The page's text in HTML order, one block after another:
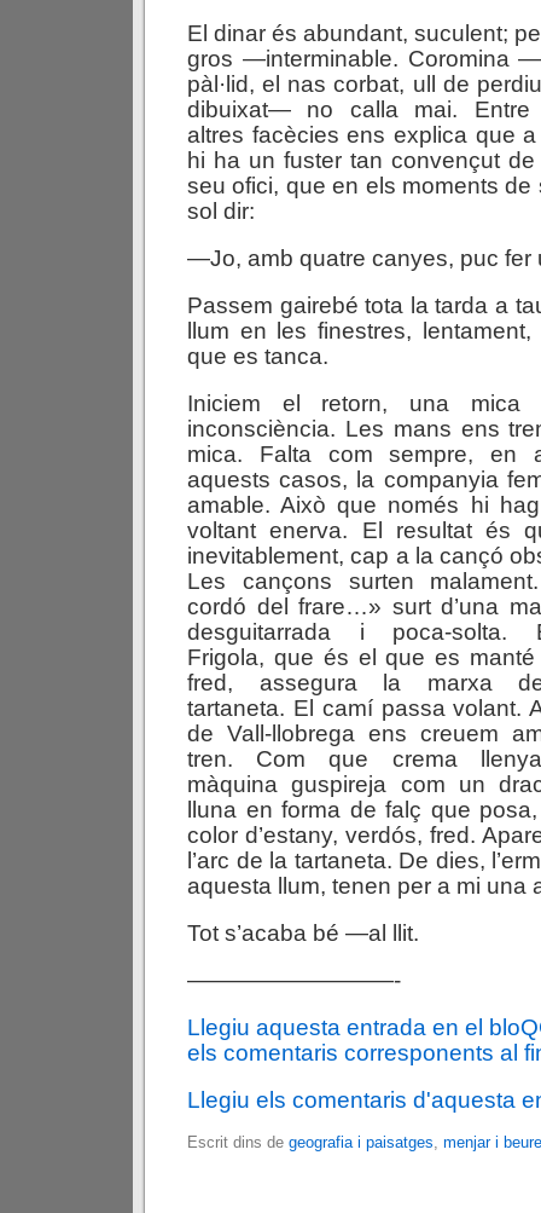
El dinar és abundant, suculent;
gros —interminable. Coromina
pàl·lid, el nas corbat, ull de
dibuixat— no calla mai. Entre
altres facècies ens explica que
hi ha un fuster tan convençut
seu ofici, que en els moments de
sol dir:
—Jo, amb quatre canyes, puc
Passem gairebé tota la tarda a
llum en les finestres,
que es tanca.
Iniciem el retorn, una mica
inconsciència. Les mans ens
mica. Falta com sempre, en
aquests casos, la companyia
amable. Això que només hi
voltant enerva. El resultat és
inevitablement, cap a la cançó
Les cançons surten
cordó del frare…» surt d’una
desguitarrada i poca-solta.
Frigola, que és el que es manté
fred, assegura la marxa
tartaneta. El camí passa volant.
de Vall-llobrega ens creuem
tren. Com que crema
màquina guspireja com un
lluna en forma de falç que
color d’estany, verdós, fred.
l’arc de la tartaneta. De dies,
aquesta llum, tenen per a mi una
Tot s’acaba bé —al llit.
—————————-
Llegiu aquesta entrada en el
els comentaris corresponents al
Llegiu els comentaris d'aquesta
Escrit dins de geografia i paisatges, menjar i beure